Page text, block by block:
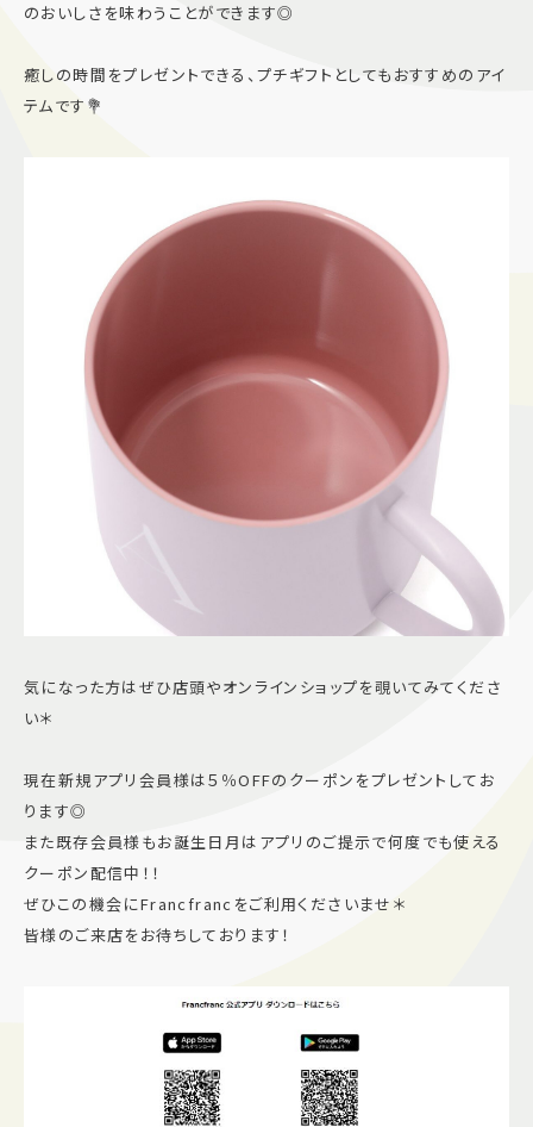
のおいしさを味わうことができます◎
癒しの時間をプレゼントできる、プチギフトとしてもおすすめのアイ
テムです💐
気になった方はぜひ店頭やオンラインショップを覗いてみてくださ
い＊
現在新規アプリ会員様は５％OFFのクーポンをプレゼントしてお
ります◎
また既存会員様もお誕生日月はアプリのご提示で何度でも使える
クーポン配信中！！
ぜひこの機会にFrancfrancをご利用くださいませ＊
皆様のご来店をお待ちしております！